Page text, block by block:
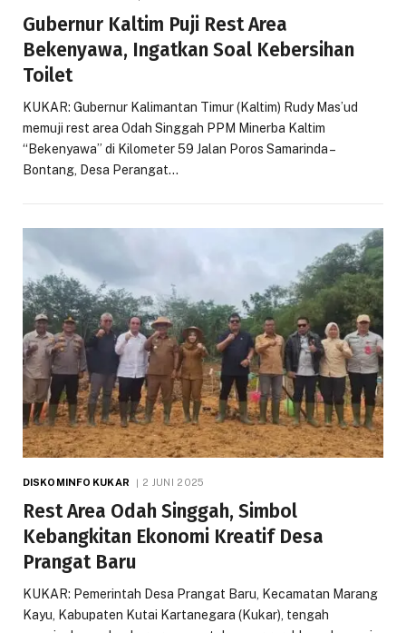
Gubernur Kaltim Puji Rest Area
Bekenyawa, Ingatkan Soal Kebersihan
Toilet
KUKAR: Gubernur Kalimantan Timur (Kaltim) Rudy Mas’ud
memuji rest area Odah Singgah PPM Minerba Kaltim
“Bekenyawa” di Kilometer 59 Jalan Poros Samarinda –
Bontang, Desa Perangat…
DISKOMINFO KUKAR 2 JUNI 2025
Rest Area Odah Singgah, Simbol
Kebangkitan Ekonomi Kreatif Desa
Prangat Baru
KUKAR: Pemerintah Desa Prangat Baru, Kecamatan Marang
Kayu, Kabupaten Kutai Kartanegara (Kukar), tengah